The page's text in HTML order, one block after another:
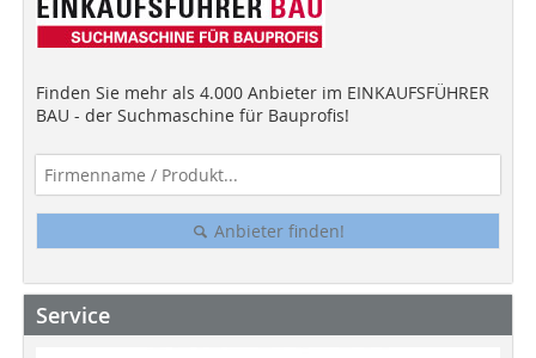
Finden Sie mehr als 4.000 Anbieter im EINKAUFSFÜHRER
BAU - der Suchmaschine für Bauprofis!
Anbieter finden!
Service